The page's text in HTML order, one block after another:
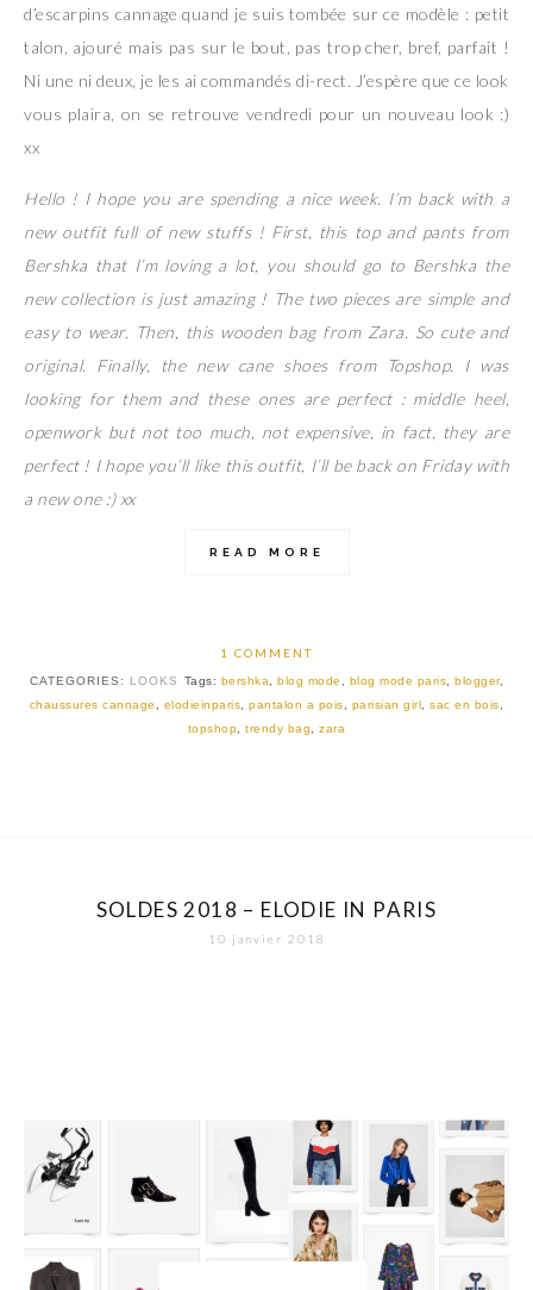
d’escarpins cannage quand je suis tombée sur ce modèle : petit
talon, ajouré mais pas sur le bout, pas trop cher, bref, parfait !
Ni une ni deux, je les ai commandés di-rect. J’espère que ce look
vous plaira, on se retrouve vendredi pour un nouveau look :)
xx
Hello ! I hope you are spending a nice week. I’m back with a
new outfit full of new stuffs ! First, this top and pants from
Bershka that I’m loving a lot, you should go to Bershka the
new collection is just amazing ! The two pieces are simple and
easy to wear. Then, this wooden bag from Zara. So cute and
original. Finally, the new cane shoes from Topshop. I was
looking for them and these ones are perfect : middle heel,
openwork but not too much, not expensive, in fact, they are
perfect ! I hope you’ll like this outfit, I’ll be back on Friday with
a new one :) xx
READ MORE
1 COMMENT
CATEGORIES: LOOKS Tags: bershka,blog mode , blog mode paris,blogger,
chaussures cannage , elodieinparis,pantalon a pois, parisian girl,sac en bois,
topshop,trendy bag,zara
SOLDES 2018 – ELODIE IN PARIS
10 janvier 2018